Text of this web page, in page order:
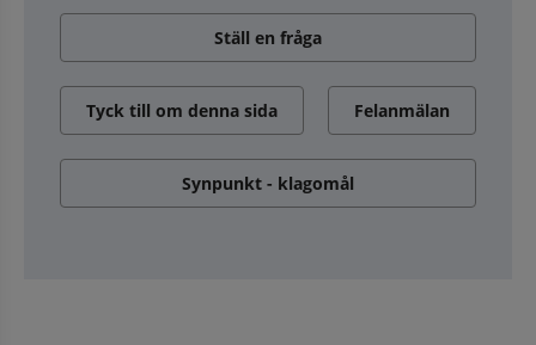
Ställ en fråga
Tyck till om denna sida Felanmälan
Synpunkt - klagomål